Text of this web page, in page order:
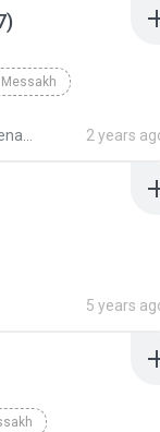
Messakh
2 years
5 years